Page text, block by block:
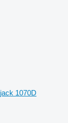
1070D